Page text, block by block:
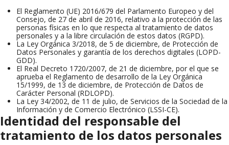
El Reglamento (UE) 2016/679 del Parlamento Europeo y del
Consejo, de 27 de abril de 2016, relativo a la protección de las
personas físicas en lo que respecta al tratamiento de datos
personales y a la libre circulación de estos datos (RGPD).
La Ley Orgánica 3/2018, de 5 de diciembre, de Protección de
Datos Personales y garantía de los derechos digitales (LOPD-
GDD).
El Real Decreto 1720/2007, de 21 de diciembre, por el que se
aprueba el Reglamento de desarrollo de la Ley Orgánica
15/1999, de 13 de diciembre, de Protección de Datos de
Carácter Personal (RDLOPD).
La Ley 34/2002, de 11 de julio, de Servicios de la Sociedad de la
Información y de Comercio Electrónico (LSSI-CE).
Identidad del responsable del
tratamiento de los datos personales